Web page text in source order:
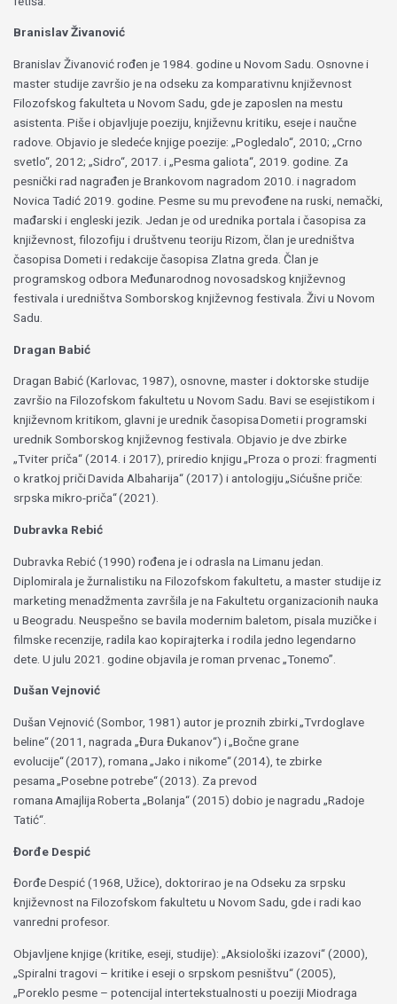
Branislav Živanović
Branislav Živanović rođen je 1984. godine u Novom Sadu. Osnovne i
master studije završio je na odseku za komparativnu književnost
Filozofskog fakulteta u Novom Sadu, gde je zaposlen na mestu
asistenta. Piše i objavljuje poeziju, književnu kritiku, eseje i naučne
radove. Objavio je sledeće knjige poezije: „Pogledalo“, 2010; „Crno
svetlo“, 2012; „Sidro“, 2017. i „Pesma galiota“, 2019. godine. Za
pesnički rad nagrađen je Brankovom nagradom 2010. i nagradom
Novica Tadić 2019. godine. Pesme su mu prevođene na ruski, nemački,
mađarski i engleski jezik. Jedan je od urednika portala i časopisa za
književnost, filozofiju i društvenu teoriju Rizom, član je uredništva
časopisa Dometi i redakcije časopisa Zlatna greda. Član je
programskog odbora Međunarodnog novosadskog književnog
festivala i uredništva Somborskog književnog festivala. Živi u Novom
Sadu.
Dragan Babić
Dragan Babić (Karlovac, 1987), osnovne, master i doktorske studije
završio na Filozofskom fakultetu u Novom Sadu. Bavi se esejistikom i
književnom kritikom, glavni je urednik časopisa Dometi i programski
urednik Somborskog književnog festivala. Objavio je dve zbirke
„Tviter priča“ (2014. i 2017), priredio knjigu „Proza o prozi: fragmenti
o kratkoj priči Davida Albaharija“ (2017) i antologiju „Sićušne priče:
srpska mikro-priča“ (2021).
Dubravka Rebić
Dubravka Rebić (1990) rođena je i odrasla na Limanu jedan.
Diplomirala je žurnalistiku na Filozofskom fakultetu, a master studije iz
marketing menadžmenta završila je na Fakultetu organizacionih nauka
u Beogradu. Neuspešno se bavila modernim baletom, pisala muzičke i
filmske recenzije, radila kao kopirajterka i rodila jedno legendarno
dete. U julu 2021. godine objavila je roman prvenac „Tonemo”.
Dušan Vejnović
Dušan Vejnović (Sombor, 1981) autor je proznih zbirki „Tvrdoglave
beline“ (2011, nagrada „Đura Đukanov“) i „Bočne grane
evolucije“ (2017), romana „Jako i nikome“ (2014), te zbirke
pesama „Posebne potrebe“ (2013). Za prevod
romana Amajlija Roberta „Bolanja“ (2015) dobio je nagradu „Radoje
Tatić“.
Đorđe Despić
Đorđe Despić (1968, Užice), doktorirao je na Odseku za srpsku
književnost na Filozofskom fakultetu u Novom Sadu, gde i radi kao
vanredni profesor.
Objavljene knjige (kritike, eseji, studije): „Aksiološki izazovi“ (2000),
„Spiralni tragovi – kritike i eseji o srpskom pesništvu“ (2005),
„Poreklo pesme – potencijal intertekstualnosti u poeziji Miodraga